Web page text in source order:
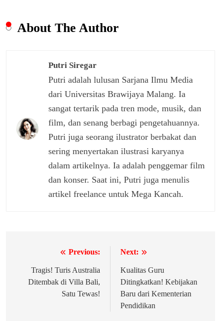
About The Author
Putri Siregar
Putri adalah lulusan Sarjana Ilmu Media
dari Universitas Brawijaya Malang. Ia
sangat tertarik pada tren mode, musik, dan
film, dan senang berbagi pengetahuannya.
Putri juga seorang ilustrator berbakat dan
sering menyertakan ilustrasi karyanya
dalam artikelnya. Ia adalah penggemar film
dan konser. Saat ini, Putri juga menulis
artikel freelance untuk Mega Kancah.
pos
Previous:
Tragis! Turis Australia
Ditembak di Villa Bali,
Satu Tewas!
Next:
Kualitas Guru
Ditingkatkan! Kebijakan
Baru dari Kementerian
Pendidikan